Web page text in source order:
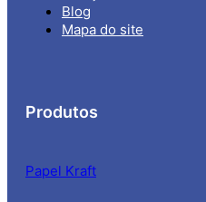
Blog
Mapa do site
Produtos
Papel Kraft